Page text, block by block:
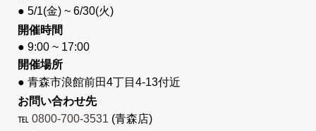
● 5/1(金) ~ 6/30(火)
開催時間
● 9:00 ~ 17:00
開催場所
● 青森市浪館前田4丁目4-13付近
お問い合わせ先
℡0800-700-3531 (青森店)